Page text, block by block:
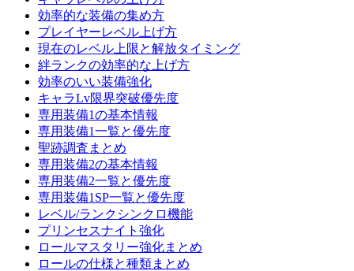
効率的な装備の集め方
プレイヤーレベル上げ方
現在のレベル上限と解放タイミング
絆ランクの効率的な上げ方
効率のいい装備強化
キャラLv限界突破優先度
専用装備1の基本情報
専用装備1一覧と優先度
聖跡調査まとめ
専用装備2の基本情報
専用装備2一覧と優先度
専用装備1SP一覧と優先度
レベル/ランクシンクロ機能
プリンセスナイト強化
ロールマスタリー強化まとめ
ロールの仕様と種類まとめ